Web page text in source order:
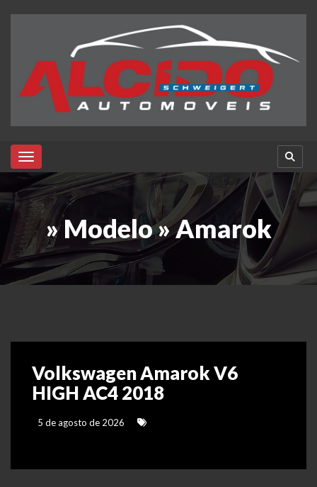
Toggle navigation
» Modelo » Amarok
Volkswagen Amarok V6
HIGH AC4 2018
5 de agosto de 2026